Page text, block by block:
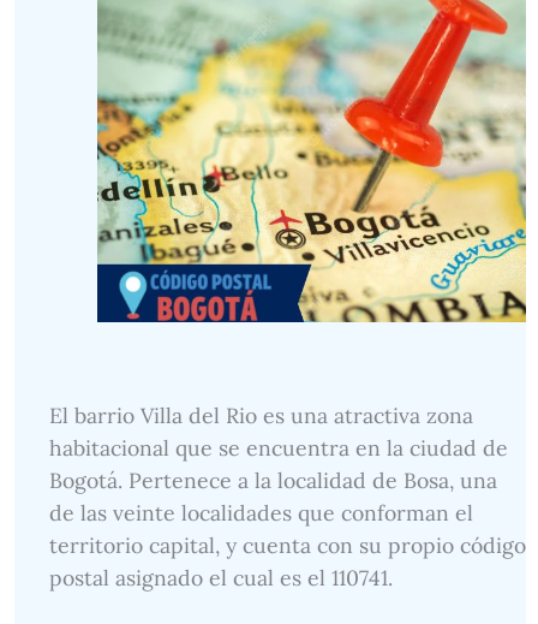
El barrio Villa del Rio es una atractiva zona
habitacional que se encuentra en la ciudad de
Bogotá. Pertenece a la localidad de Bosa, una
de las veinte localidades que conforman el
territorio capital, y cuenta con su propio código
postal asignado el cual es el 110741.